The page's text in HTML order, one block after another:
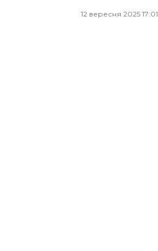
12 вересня 2025 17:01